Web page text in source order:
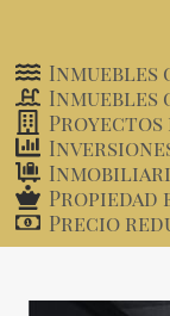
Inmuebles
Inmuebles
Proyectos
Propiedad
Precio